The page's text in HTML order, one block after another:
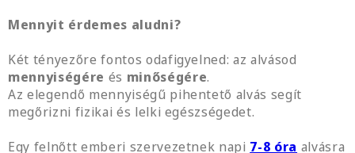
Mennyit érdemes aludni?
Két tényezőre fontos odafigyelned: az alvásod
mennyiségére és minőségére.
Az elegendő mennyiségű pihentető alvás segít
megőrizni fizikai és lelki egészségedet.
Egy felnőtt emberi szervezetnek napi 7-8 óra alvásra